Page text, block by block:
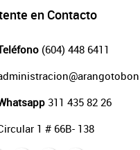
en Contacto
(604) 448 6411
311 435 82 26
1 # 66B- 138